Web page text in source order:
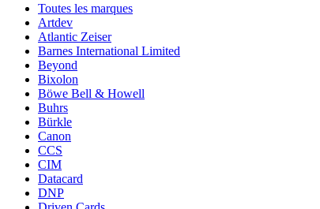
Toutes les marques
Artdev
Atlantic Zeiser
Barnes International Limited
Beyond
Bixolon
Böwe Bell & Howell
Buhrs
Bürkle
Canon
CCS
CIM
Datacard
DNP